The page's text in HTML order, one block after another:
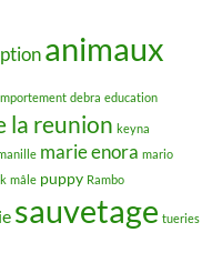
animaux
debra education
la reunion keyna
marie enora mario
mâle puppy Rambo
sauvetage tueries